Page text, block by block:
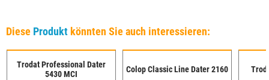
Diese Produkt könnten Sie auch interessieren:
Trodat Professional Dater
5430 MCI
Colop Classic Line Dater 2160